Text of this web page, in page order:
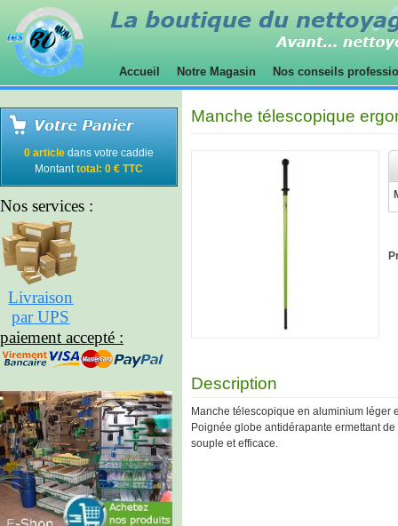
Accueil Notre Magasin Nos conseils
0 article dans votre caddie
Montanttotal: 0 € TTC
Nos services :
Livraison
par UPS
paiement accepté :
Manche télescopique
Description
Manche télescopique en aluminium léger
Poignée globe antidérapante ermettant
souple et efficace.